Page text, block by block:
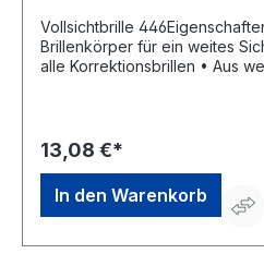
Vollsichtbrille 446Eigenschaften: • Antifog •
Brillenkörper für ein weites Sichtfeld • Passt
alle Korrektionsbrillen • Aus weichem, anschmiegsamem
mechanische Risiken, Stoß
m/s, Flüssigkeiten, Grobstaub und Schmelzmetall
Zulassung/Norm: EN 166 Material: Kunststoff, Scheibe aus
Acetat Scheibenfarbe: klar Rahmenfarbe: klarHersteller:
Georg Schmerler GmbH & Co.
Veitsbronn, DE,
13,08 €*
In den Warenkorb